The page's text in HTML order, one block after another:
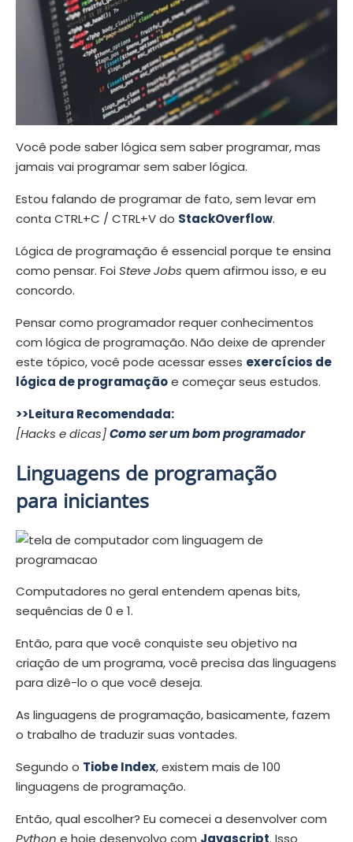
Você pode saber lógica sem saber programar, mas
jamais vai programar sem saber lógica.
Estou falando de programar de fato, sem levar em
conta CTRL+C / CTRL+V do StackOverflow.
Lógica de programação é essencial porque te ensina
como pensar. Foi Steve Jobs quem afirmou isso, e eu
concordo.
Pensar como programador requer conhecimentos
com lógica de programação. Não deixe de aprender
este tópico, você pode acessar esses exercícios de
lógica de programaçãoe começar seus estudos.
>>Leitura Recomendada:
[Hacks e dicas]Como ser um bom programador
Linguagens de programação
para iniciantes
Computadores no geral entendem apenas bits,
sequências de 0 e 1.
Então, para que você conquiste seu objetivo na
criação de um programa, você precisa das linguagens
para dizê-lo o que você deseja.
As linguagens de programação, basicamente, fazem
o trabalho de traduzir suas vontades.
Segundo o Tiobe Index, existem mais de 100
linguagens de programação.
Então, qual escolher? Eu comecei a desenvolver com
Python e hoje desenvolvo com Javascript. Isso